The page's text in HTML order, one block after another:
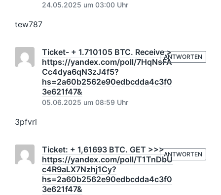
24.05.2025 um 03:00 Uhr
tew787
Ticket- + 1.710105 BTC. Receive >
https://yandex.com/poll/7HqNsFA
Cc4dya6qN3zJ4f5?
hs=2a60b2562e90edbcdda4c3f0
3e621f47&
05.06.2025 um 08:59 Uhr
3pfvrl
ANTWORTEN
Ticket: + 1,61693 BTC. GET >>>
https://yandex.com/poll/T1TnDbU
c4R9aLX7Nzhj1Cy?
hs=2a60b2562e90edbcdda4c3f0
3e621f47&
ANTWORTEN